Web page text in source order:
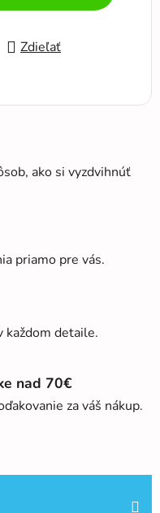
Zdieľať
ako si vyzdvihnúť
priamo pre vás.
každom detaile.
nad 70€
za váš nákup.